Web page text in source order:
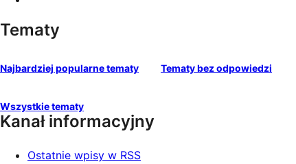
Tematy
Najbardziej popularne tematy Tematy bez odpowiedzi
Wszystkie tematy
Kanał informacyjny
Ostatnie wpisy w RSS